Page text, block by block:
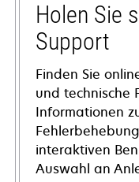
Holen Sie
Support
Finden Sie
und technische
Informationen
interaktiven
Auswahl an